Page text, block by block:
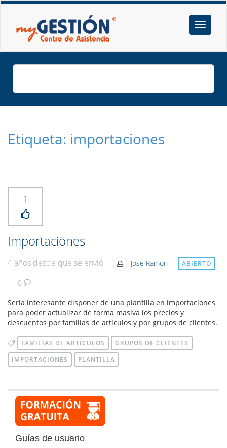
Etiqueta: importaciones
1
Importaciones
4 años desde que se envió Jose Ramon ABIERTO
0
Seria interesante disponer de una plantilla en importaciones
para poder actualizar de forma masiva los precios y
descuentos por familias de artículos y por grupos de clientes.
FAMILIAS DE ARTÍCULOS
GRUPOS DE CLIENTES
IMPORTACIONES
PLANTILLA
Guías de usuario